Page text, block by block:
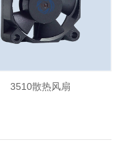
3510散热风扇